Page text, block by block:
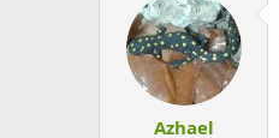
Azhael